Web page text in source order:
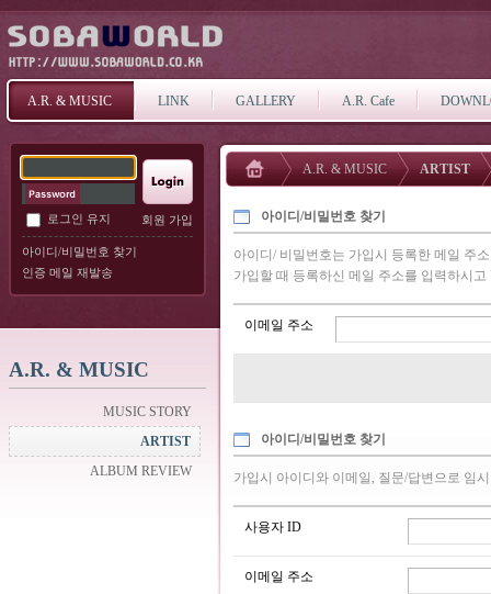
A.R. & MUSIC LINK GALLERY A.R. Cafe
로그인 유지 회원 가입
아이디/비밀번호 찾기
인증 메일 재발송
A.R. & MUSIC
MUSIC STORY
ARTIST
ALBUM REVIEW
A.R. & MUSIC ARTIST
아이디/비밀번호 찾기
아이디/ 비밀번호는 가입시 등록한 메일 주
가입할 때 등록하신 메일 주소를 입력하시
이메일 주소
아이디/비밀번호 찾기
가입시 아이디와 이메일, 질문/답변으로 임
사용자 ID
이메일 주소